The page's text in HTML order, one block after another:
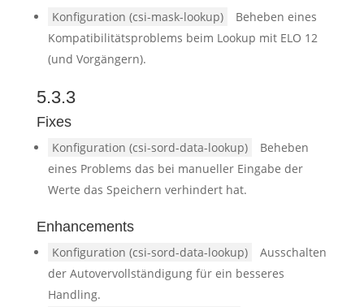
Konfiguration (csi-mask-lookup)
Beheben eines
Kompatibilitätsproblems beim Lookup mit ELO 12
(und Vorgängern).
5.3.3
Fixes
Konfiguration (csi-sord-data-lookup)
Beheben
eines Problems das bei manueller Eingabe der
Werte das Speichern verhindert hat.
Enhancements
Konfiguration (csi-sord-data-lookup)
Ausschalten
der Autovervollständigung für ein besseres
Handling.